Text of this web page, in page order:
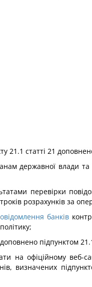
21.1 статті 21
державної влади
перевірки
розрахунків за
банків
підпунктом
на офіційному веб-
визначених